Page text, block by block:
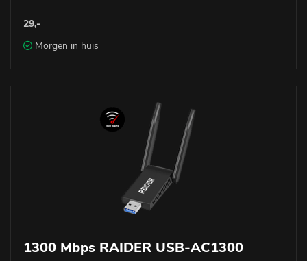
29,-
Morgen in huis
1300 Mbps RAIDER USB-AC1300